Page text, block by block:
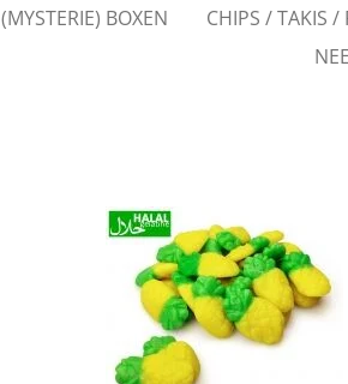
(MYSTERIE) BOXEN
CHIPS / TAKIS /